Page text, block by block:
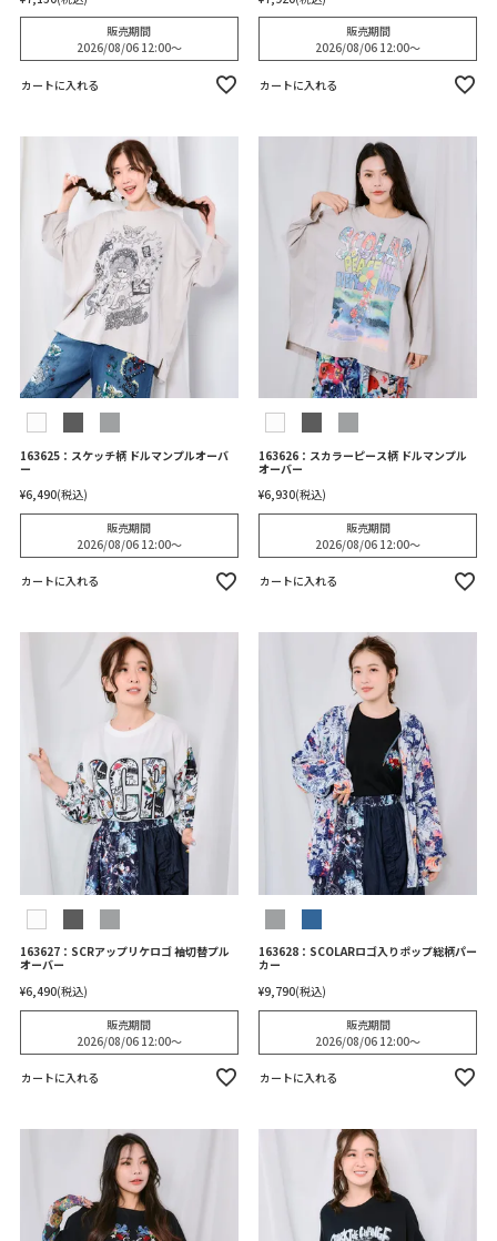
販売期間
2026/08/06 12:00〜
カートに入れる
販売期間
2026/08/06 12:00〜
カートに入れる
163625：スケッチ柄 ドルマンプルオーバ
ー
¥6,490 税込
販売期間
2026/08/06 12:00〜
カートに入れる
163626：スカラーピース柄 ドルマンプル
オーバー
¥6,930 税込
販売期間
2026/08/06 12:00〜
カートに入れる
163627：SCRアップリケロゴ 袖切替プル
オーバー
¥6,490 税込
販売期間
2026/08/06 12:00〜
カートに入れる
163628：SCOLARロゴ入りポップ総柄パー
カー
¥9,790 税込
販売期間
2026/08/06 12:00〜
カートに入れる